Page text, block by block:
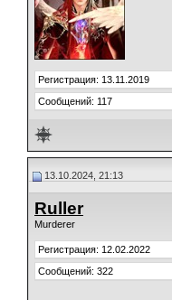
Регистрация: 13.11.2019
Сообщений: 117
13.10.2024, 21:13
Ruller
Murderer
Регистрация: 12.02.2022
Сообщений: 322